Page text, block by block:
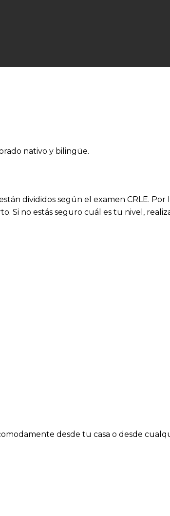
nativo y bilingüe.
divididos según el examen CRLE.
Si no estás seguro cuál es tu nivel,
desde tu casa o desde